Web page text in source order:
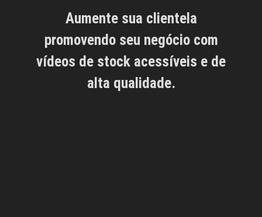
Aumente sua clientela
promovendo seu negócio com
vídeos de stock acessíveis e de
alta qualidade.